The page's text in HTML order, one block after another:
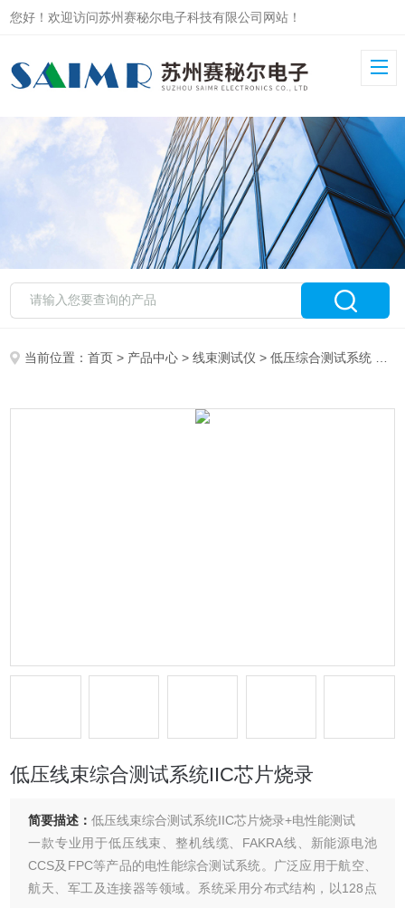
您好！欢迎访问苏州赛秘尔电子科技有限公司网站！
当前位置：首页 > 产品中心 >线束测试仪 >低压综合测试系统
低压线束综合测试系统IIC芯片烧录
简要描述：低压线束综合测试系统IIC芯片烧录+电性能测试
一款专业用于低压线束、整机线缆、FAKRA线、新能源电池
CCS及FPC等产品的电性能综合测试系统。广泛应用于航空、
航天、军工及连接器等领域。系统采用分布式结构，以128点